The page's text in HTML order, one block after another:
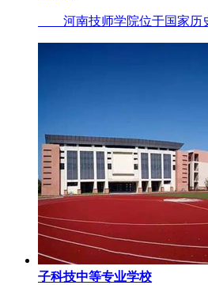
河南技师学院位于国家历
子科技中等专业学校